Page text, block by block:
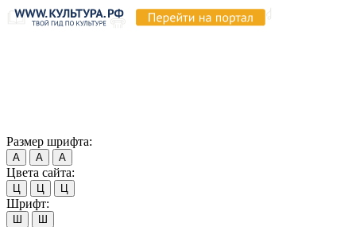
Размер шрифта:
А А А
Цвета сайта:
Ц Ц Ц
Шрифт:
Ш Ш